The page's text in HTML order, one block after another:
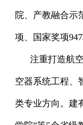
院、产教融合示
项、国家奖项
注重打造航空
空器系统工程、
类专业方向。建